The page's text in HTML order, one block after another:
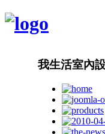
我生活室內